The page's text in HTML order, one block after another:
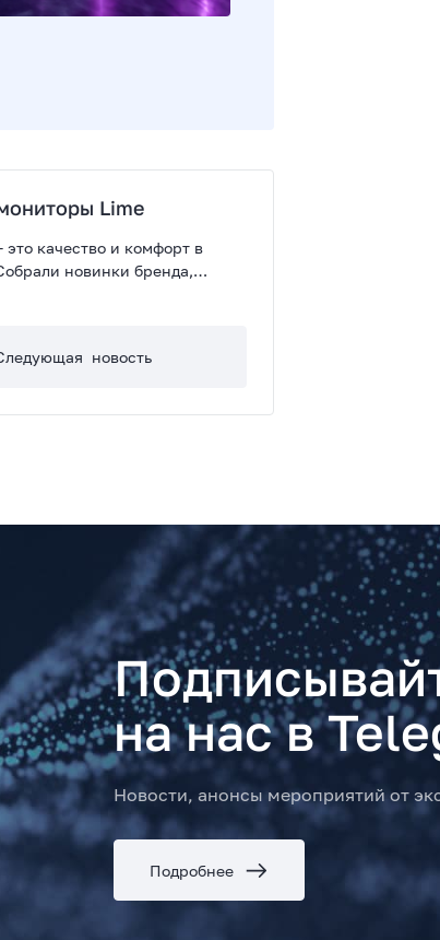
Lime
качество и комфорт в
новинки бренда,
новость
на нас в
Новости, анонсы мероприятий от
Подробнее